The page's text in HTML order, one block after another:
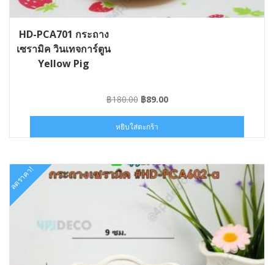
HD-PCA701 กระถาง
เซรามิค วินเทจการ์ตูน
Yellow Pig
฿180.00 Original
was:
฿180.00.
฿89.00Current
฿89.00.
หยิบใส่ตะกร้า
ลดราคา!